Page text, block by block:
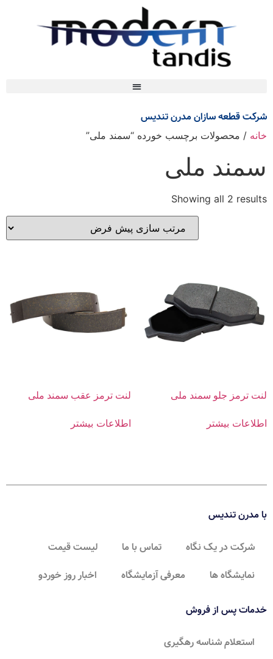
شرکت قطعه سازان مدرن تندیس
خانه / محصولات برچسب خورده “سمند ملی”
سمند ملی
Showing all 2 results
لنت ترمز جلو سمند ملی
اطلاعات بیشتر
لنت ترمز عقب سمند ملی
اطلاعات بیشتر
با مدرن تندیس
شرکت در یک نگاه تماس با ما
لیست قیمت
نمایشگاه ها
معرفی آزمایشگاه اخبار روز خوردو
خدمات پس از فروش
استعلام شناسه رهگیری